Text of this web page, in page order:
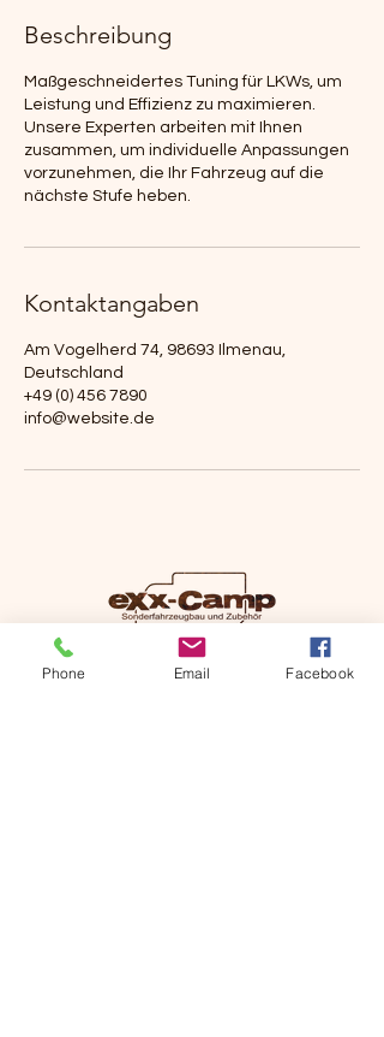
Beschreibung
Maßgeschneidertes Tuning für LKWs, um
Leistung und Effizienz zu maximieren.
Unsere Experten arbeiten mit Ihnen
zusammen, um individuelle Anpassungen
vorzunehmen, die Ihr Fahrzeug auf die
nächste Stufe heben.
Kontaktangaben
Am Vogelherd 74, 98693 Ilmenau,
Deutschland
+49 (0) 456 7890
info@website.de
Phone Email Facebook